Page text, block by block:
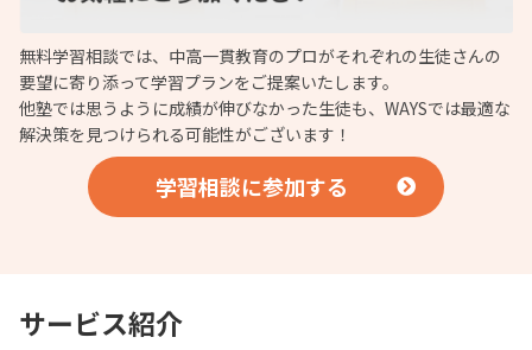
無料学習相談では、中高一貫教育のプロがそれぞれの生徒さんの
要望に寄り添って学習プランをご提案いたします。
他塾では思うように成績が伸びなかった生徒も、WAYSでは最適な
解決策を見つけられる可能性がございます！
学習相談に参加する
サービス紹介